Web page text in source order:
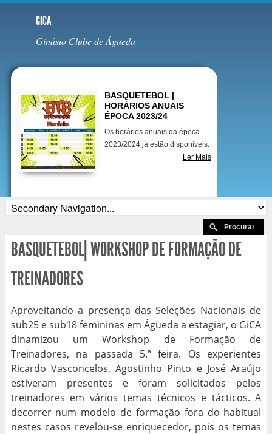
GICA
Ginásio Clube de Águeda
BASQUETEBOL |
HORÁRIOS ANUAIS
ÉPOCA 2023/24
Os horários anuais da época
2023/2024 já estão disponíveis.
Ler Mais
BASQUETEBOL| WORKSHOP DE FORMAÇÃO DE
TREINADORES
Aproveitando a presença das Seleções Nacionais de
sub25 e sub18 femininas em Águeda a estagiar, o GiCA
dinamizou um Workshop de Formação de
Treinadores, na passada 5.ª feira. Os experientes
Ricardo Vasconcelos, Agostinho Pinto e José Araújo
estiveram presentes e foram solicitados pelos
treinadores em vários temas técnicos e tácticos. A
decorrer num modelo de formação fora do habitual
nestes casos revelou-se enriquecedor, pois os temas